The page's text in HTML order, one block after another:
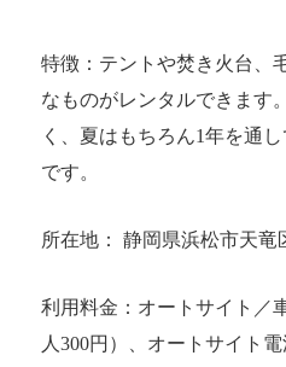
特徴：テントや焚き火台、
なものがレンタルできます
く、夏はもちろん1年を通
です。
所在地： 静岡県浜松市天竜
利用料金：オートサイト／
人300円）、オートサイト